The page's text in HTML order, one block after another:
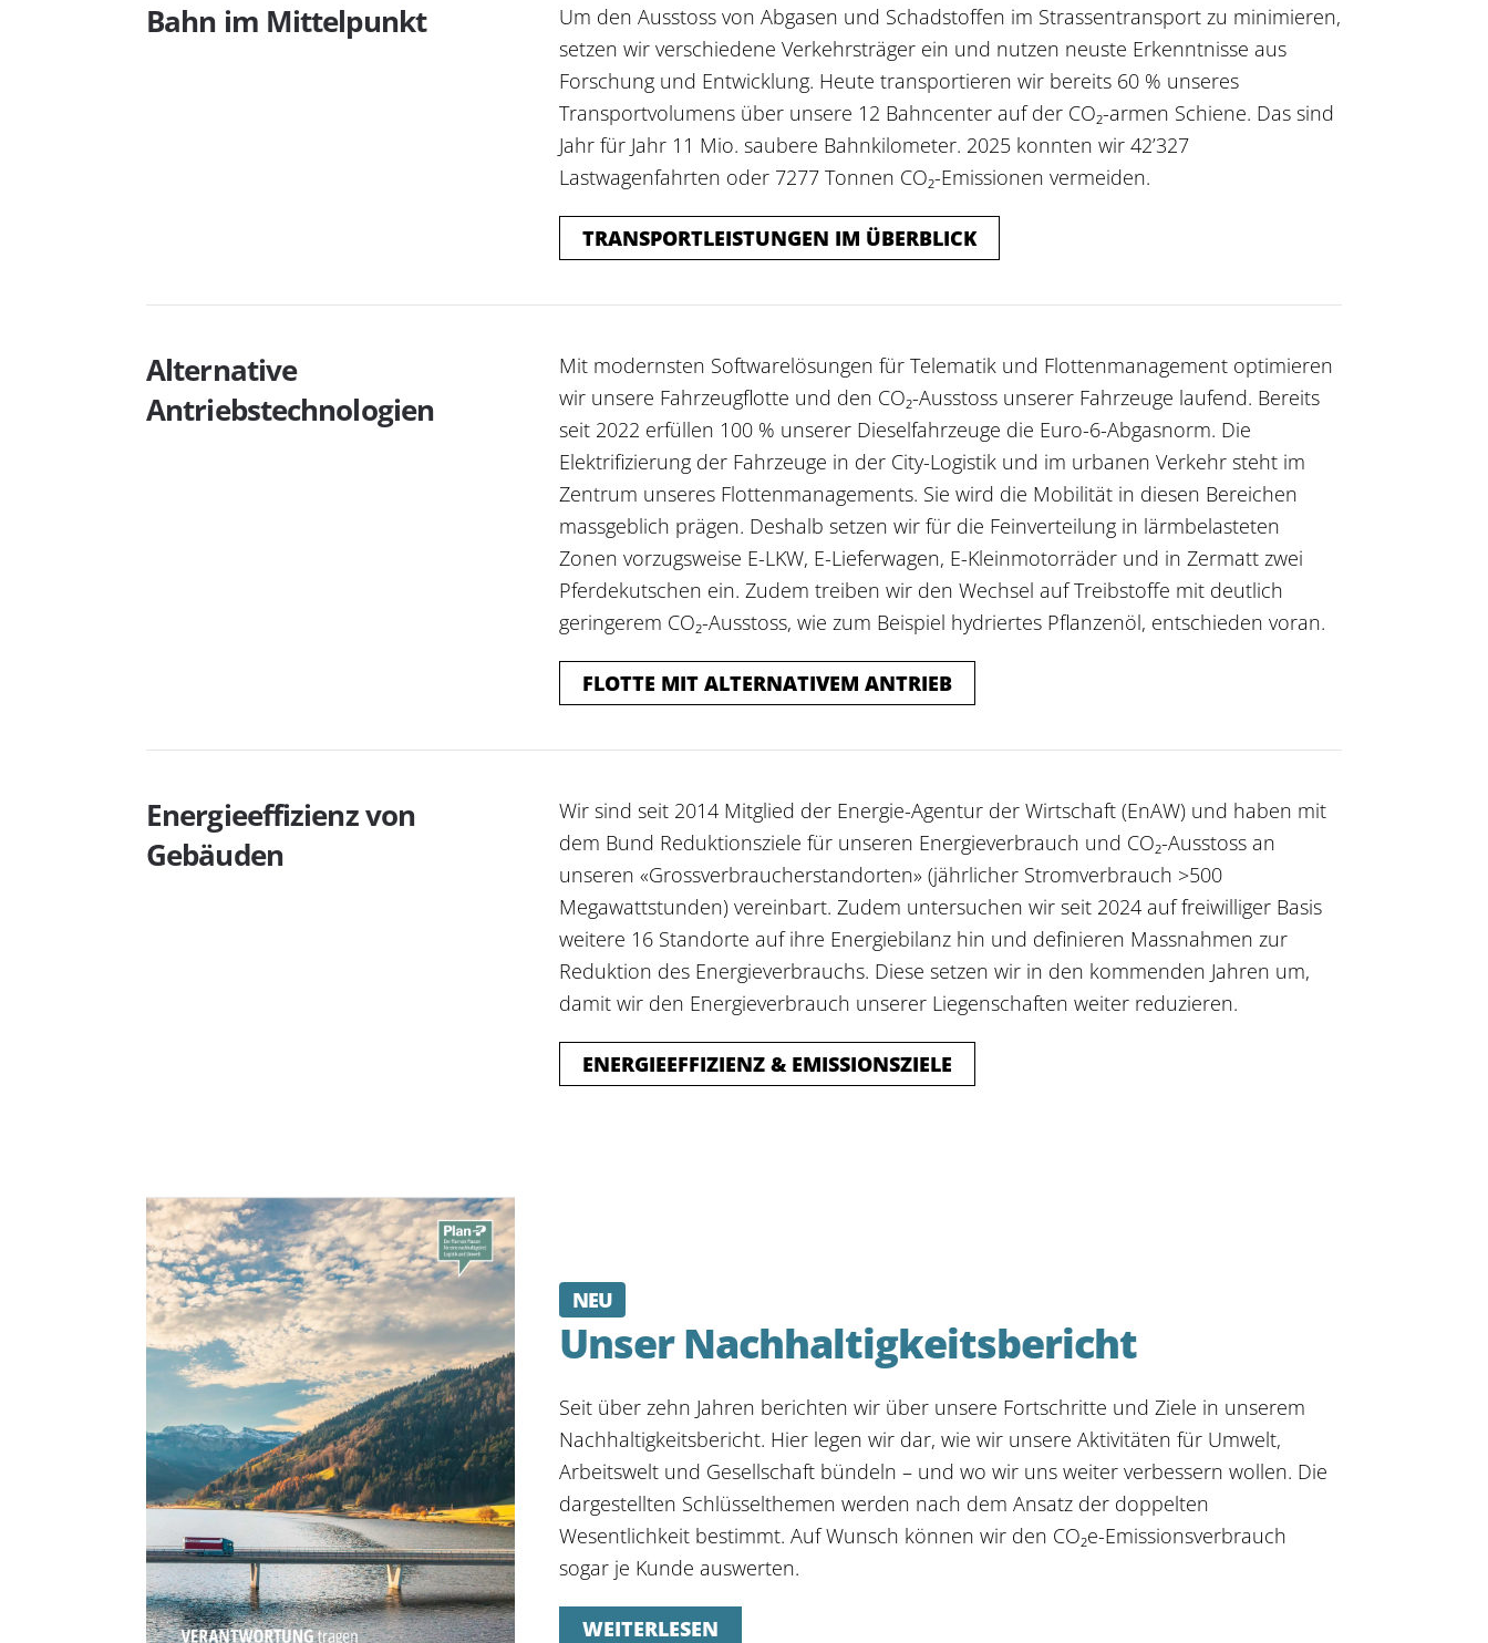
Bahn im Mittelpunkt
Um den Ausstoss von Abgasen und Schadstoffen im Strassentransport zu minimieren,
setzen wir verschiedene Verkehrsträger ein und nutzen neuste Erkenntnisse aus
Forschung und Entwicklung. Heute transportieren wir bereits 60 % unseres
Transportvolumens über unsere 12 Bahncenter auf der CO₂-armen Schiene. Das sind
Jahr für Jahr 11 Mio. saubere Bahnkilometer. 2025 konnten wir 42’327
Lastwagenfahrten oder 7277 Tonnen CO₂-Emissionen vermeiden.
TRANSPORTLEISTUNGEN IM ÜBERBLICK
Alternative
Antriebstechnologien
Mit modernsten Softwarelösungen für Telematik und Flottenmanagement optimieren
wir unsere Fahrzeugflotte und den CO₂-Ausstoss unserer Fahrzeuge laufend. Bereits
seit 2022 erfüllen 100 % unserer Dieselfahrzeuge die Euro-6-Abgasnorm. Die
Elektrifizierung der Fahrzeuge in der City-Logistik und im urbanen Verkehr steht im
Zentrum unseres Flottenmanagements. Sie wird die Mobilität in diesen Bereichen
massgeblich prägen. Deshalb setzen wir für die Feinverteilung in lärmbelasteten
Zonen vorzugsweise E-LKW, E-Lieferwagen, E-Kleinmotorräder und in Zermatt zwei
Pferdekutschen ein. Zudem treiben wir den Wechsel auf Treibstoffe mit deutlich
geringerem CO₂-Ausstoss, wie zum Beispiel hydriertes Pflanzenöl, entschieden voran.
FLOTTE MIT ALTERNATIVEM ANTRIEB
Energieeffizienz von
Gebäuden
Wir sind seit 2014 Mitglied der Energie-Agentur der Wirtschaft (EnAW) und haben mit
dem Bund Reduktionsziele für unseren Energieverbrauch und CO₂-Ausstoss an
unseren «Grossverbraucherstandorten» (jährlicher Stromverbrauch >500
Megawattstunden) vereinbart. Zudem untersuchen wir seit 2024 auf freiwilliger Basis
weitere 16 Standorte auf ihre Energiebilanz hin und definieren Massnahmen zur
Reduktion des Energieverbrauchs. Diese setzen wir in den kommenden Jahren um,
damit wir den Energieverbrauch unserer Liegenschaften weiter reduzieren.
ENERGIEEFFIZIENZ & EMISSIONSZIELE
NEU
Unser Nachhaltigkeitsbericht
Seit über zehn Jahren berichten wir über unsere Fortschritte und Ziele in unserem
Nachhaltigkeitsbericht. Hier legen wir dar, wie wir unsere Aktivitäten für Umwelt,
Arbeitswelt und Gesellschaft bündeln – und wo wir uns weiter verbessern wollen. Die
dargestellten Schlüsselthemen werden nach dem Ansatz der doppelten
Wesentlichkeit bestimmt. Auf Wunsch können wir den CO₂e-Emissionsverbrauch
sogar je Kunde auswerten.
WEITERLESEN